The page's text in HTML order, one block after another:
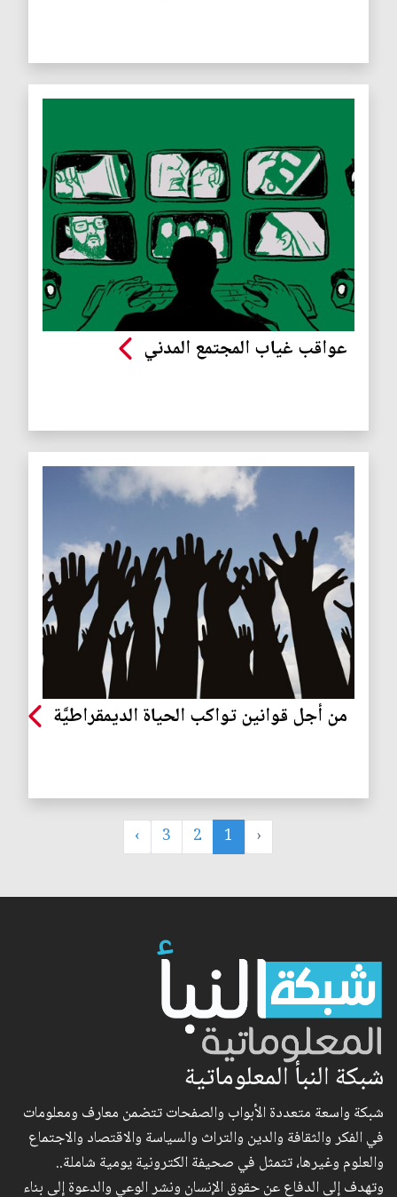
عواقب غياب المجتمع المدني
من أجل قوانين تواكب الحياة الديمقراطيَّة
‹
1
2
3
›
شبكة النبأ المعلوماتية
شبكة واسعة متعددة الأبواب والصفحات تتضمن معارف ومعلومات
في الفكر والثقافة والدين والتراث والسياسة والاقتصاد والاجتماع
والعلوم وغيرها، تتمثل في صحيفة الكترونية يومية شاملة..
وتهدف إلى الدفاع عن حقوق الإنسان ونشر الوعي والدعوة إلى بناء